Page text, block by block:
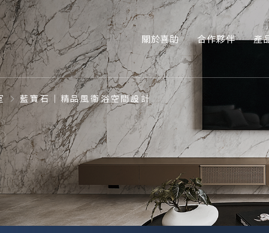
關於喜助 合作夥伴 產
藍寶石｜精品風衛浴空間設計